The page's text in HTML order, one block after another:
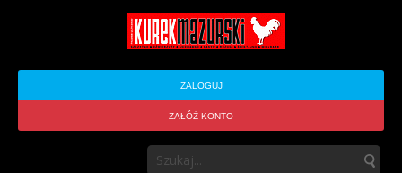
ZALOGUJ
ZAŁÓŻ KONTO